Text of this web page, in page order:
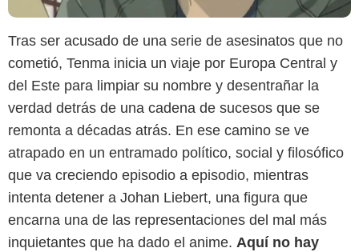
Tras ser acusado de una serie de asesinatos que no
cometió, Tenma inicia un viaje por Europa Central y
del Este para limpiar su nombre y desentrañar la
verdad detrás de una cadena de sucesos que se
remonta a décadas atrás. En ese camino se ve
atrapado en un entramado político, social y filosófico
que va creciendo episodio a episodio, mientras
intenta detener a Johan Liebert, una figura que
encarna una de las representaciones del mal más
inquietantes que ha dado el anime. Aquí no hay